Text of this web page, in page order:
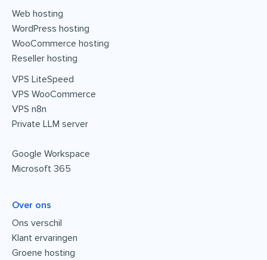
Web hosting
WordPress hosting
WooCommerce hosting
Reseller hosting
VPS LiteSpeed
VPS WooCommerce
VPS n8n
Private LLM server
Google Workspace
Microsoft 365
Over ons
Ons verschil
Klant ervaringen
Groene hosting